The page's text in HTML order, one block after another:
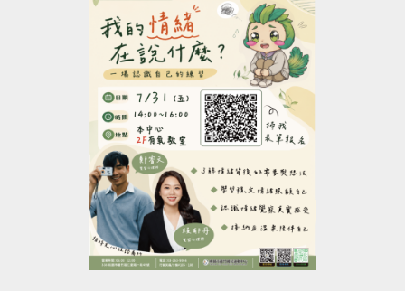
▶ 標示【 ★ 】為平日優惠課程。
▶ 上課請穿著運動服裝，並攜帶毛巾、水。
▶ 有氧、瑜珈、飛輪需年滿15歲；懸吊、空瑜需年滿
▶ 若因人數不足無法開班，將於開課前通知，並請持
原信用卡、繳費憑證及發票至本中心辦理退費。
-洽詢專線：03-2639066 #112
-官網 :
https://www.lzsports.com.tw/zh_TW/news/pageID/1/